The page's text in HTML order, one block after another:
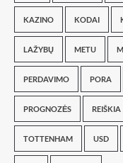
KAZINO KODAI
LAŽYBŲ METU
PERDAVIMO PORA
PROGNOZĖS REIŠKIA
TOTTENHAM USD